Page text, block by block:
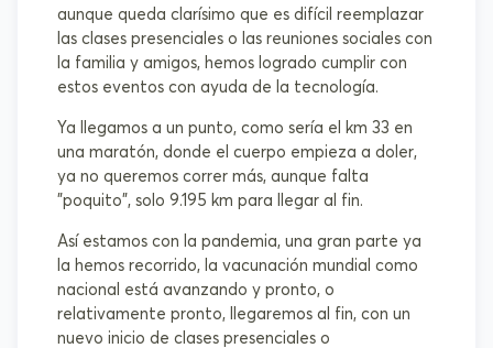
aunque queda clarísimo que es difícil reemplazar
las clases presenciales o las reuniones sociales con
la familia y amigos, hemos logrado cumplir con
estos eventos con ayuda de la tecnología.
Ya llegamos a un punto, como sería el km 33 en
una maratón, donde el cuerpo empieza a doler,
ya no queremos correr más, aunque falta
"poquito", solo 9.195 km para llegar al fin.
Así estamos con la pandemia, una gran parte ya
la hemos recorrido, la vacunación mundial como
nacional está avanzando y pronto, o
relativamente pronto, llegaremos al fin, con un
nuevo inicio de clases presenciales o